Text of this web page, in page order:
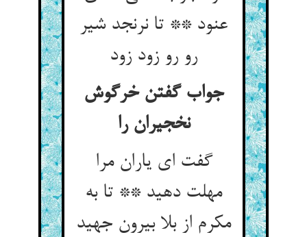
عنود ** تا نرنجد شیر
رو رو زود زود
جواب گفتن خرگوش
نخجیران را
گفت ای یاران مرا
مهلت دهید ** تا به
مکرم از بلا بیرون جهید